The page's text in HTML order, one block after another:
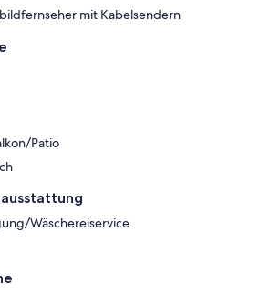
mit Kabelsendern
Patio
Wäschereiservice